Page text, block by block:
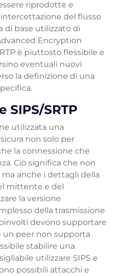
riprodotte e
del flusso
di base utilizzato di
Encryption
è piuttosto flessibile e
eventuali nuovi
la definizione di una
SIPS/SRTP
utilizzata una
non solo per
la connessione che
Ciò significa che non
ma anche i dettagli della
mittente e del
la versione
della trasmissione
devono supportare
un peer non supporta
stabilire una
utilizzare SIPS e
possibili attacchi e